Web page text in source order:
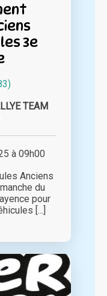
3e
TEAM
à 09h00
Anciens
du
pour
[...]